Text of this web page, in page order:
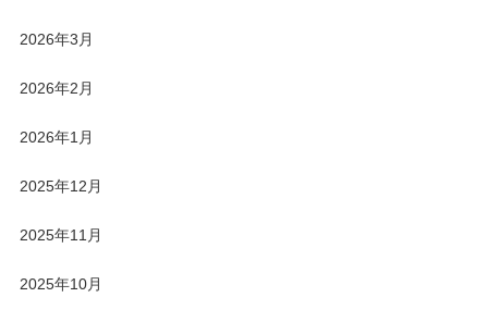
2026年3月
2026年2月
2026年1月
2025年12月
2025年11月
2025年10月